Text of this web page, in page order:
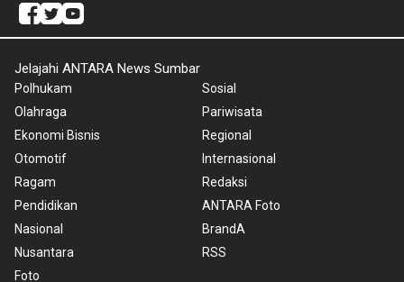
Jelajahi ANTARA News Sumbar
Polhukam
Olahraga
Ekonomi Bisnis
Otomotif
Ragam
Pendidikan
Nasional
Nusantara
Foto
Sosial
Pariwisata
Regional
Internasional
Redaksi
ANTARA Foto
BrandA
RSS